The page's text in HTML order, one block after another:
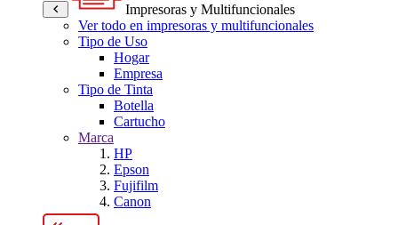
Impresoras y Multifuncionales
Ver todo en impresoras y multifuncionales
Tipo de Uso
Hogar
Empresa
Tipo de Tinta
Botella
Cartucho
Marca
HP
Epson
Fujifilm
Canon